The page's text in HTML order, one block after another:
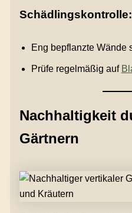
Schädlingskontrolle:
Eng bepflanzte Wände
Prüfe regelmäßig auf
Nachhaltigkeit
Gärtnern